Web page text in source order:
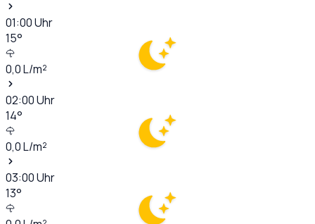
01:00Uhr
15°
0,0L/m²
02:00Uhr
14°
0,0L/m²
03:00Uhr
13°